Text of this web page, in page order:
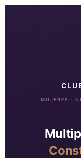
MUJERES ·